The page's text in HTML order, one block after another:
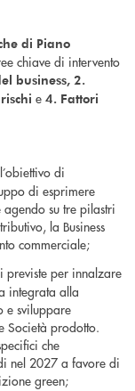
di Piano
chiave di intervento
business, 2.
e 4. Fattori
di
di esprimere
su tre pilastri
la Business
commerciale;
previste per innalzare
integrata alla
e sviluppare
Società prodotto.
che
nel 2027 a favore di
green;